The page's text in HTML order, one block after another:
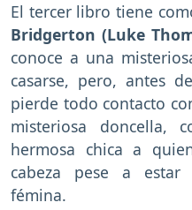
El tercer libro tiene
Bridgerton (Luke
conoce a una
casarse, pero, antes
pierde todo contacto
misteriosa doncella,
hermosa chica a
cabeza pese a estar
fémina.